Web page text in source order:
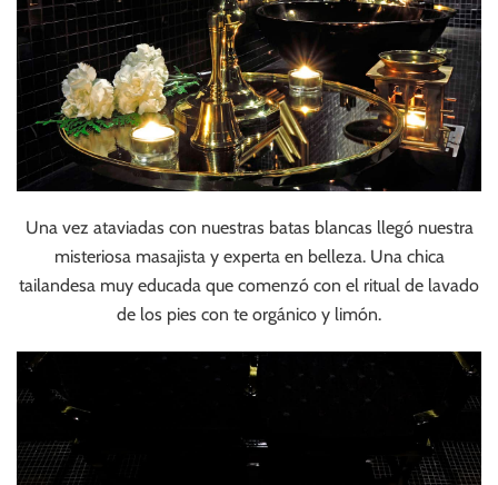
Una vez ataviadas con nuestras batas blancas llegó nuestra
misteriosa masajista y experta en belleza. Una chica
tailandesa muy educada que comenzó con el ritual de lavado
de los pies con te orgánico y limón.